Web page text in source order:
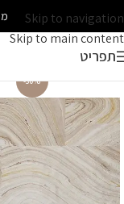
Skip to navigation
Skip to main content
תפריט
-30%